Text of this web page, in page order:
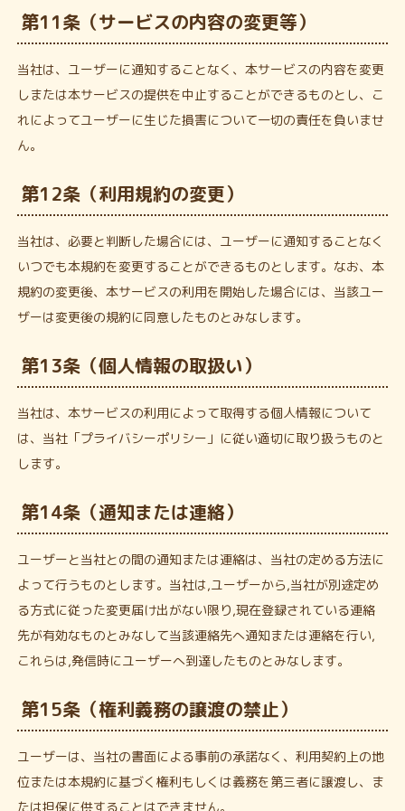
第11条（サービスの内容の変更等）
当社は、ユーザーに通知することなく、本サービスの内容を変更
しまたは本サービスの提供を中止することができるものとし、こ
れによってユーザーに生じた損害について一切の責任を負いませ
ん。
第12条（利用規約の変更）
当社は、必要と判断した場合には、ユーザーに通知することなく
いつでも本規約を変更することができるものとします。なお、本
規約の変更後、本サービスの利用を開始した場合には、当該ユー
ザーは変更後の規約に同意したものとみなします。
第13条（個人情報の取扱い）
当社は、本サービスの利用によって取得する個人情報について
は、当社「プライバシーポリシー」に従い適切に取り扱うものと
します。
第14条（通知または連絡）
ユーザーと当社との間の通知または連絡は、当社の定める方法に
よって行うものとします。当社は,ユーザーから,当社が別途定め
る方式に従った変更届け出がない限り,現在登録されている連絡
先が有効なものとみなして当該連絡先へ通知または連絡を行い,
これらは,発信時にユーザーへ到達したものとみなします。
第15条（権利義務の譲渡の禁止）
ユーザーは、当社の書面による事前の承諾なく、利用契約上の地
位または本規約に基づく権利もしくは義務を第三者に譲渡し、ま
たは担保に供することはできません。